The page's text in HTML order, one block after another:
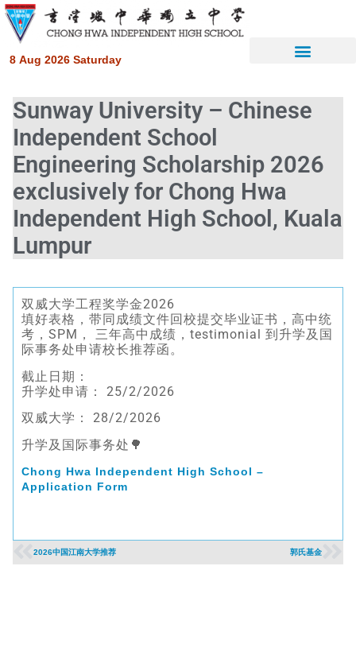
8 Aug 2026 Saturday
Sunway University – Chinese
Independent School
Engineering Scholarship 2026
exclusively for Chong Hwa
Independent High School, Kuala
Lumpur
双威大学工程奖学金2026
填好表格，带同成绩文件回校提交毕业证书，高中统
考，SPM， 三年高中成绩，testimonial 到升学及国
际事务处申请校长推荐函。
截止日期：
升学处申请： 25/2/2026
双威大学： 28/2/2026
升学及国际事务处🌳
Chong Hwa Independent High School –
Application Form
2026中国江南大学推荐 郭氏基金